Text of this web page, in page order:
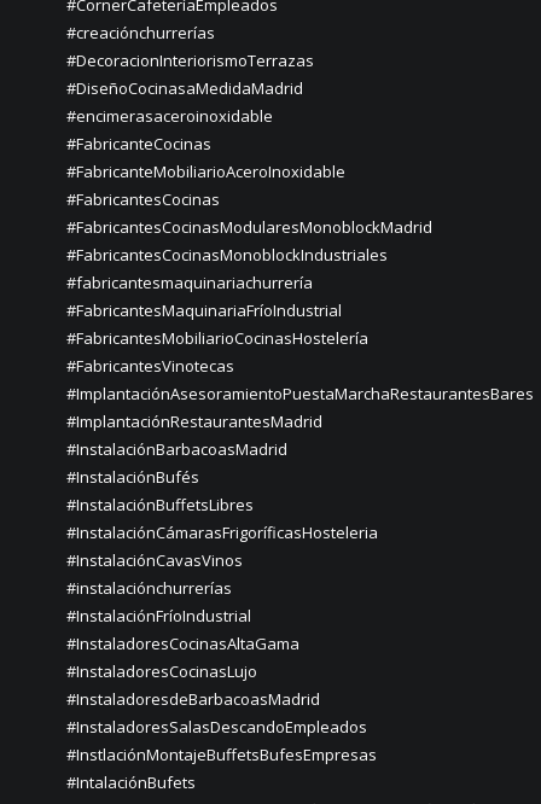
#CornerCafeteríaEmpleados
#creaciónchurrerías
#DecoracionInteriorismoTerrazas
#DiseñoCocinasaMedidaMadrid
#encimerasaceroinoxidable
#FabricanteCocinas
#FabricanteMobiliarioAceroInoxidable
#FabricantesCocinas
#FabricantesCocinasModularesMonoblockMadrid
#FabricantesCocinasMonoblockIndustriales
#fabricantesmaquinariachurrería
#FabricantesMaquinariaFríoIndustrial
#FabricantesMobiliarioCocinasHostelería
#FabricantesVinotecas
#ImplantaciónAsesoramientoPuestaMarchaRestaurantesBares
#ImplantaciónRestaurantesMadrid
#InstalaciónBarbacoasMadrid
#InstalaciónBufés
#InstalaciónBuffetsLibres
#InstalaciónCámarasFrigoríficasHosteleria
#InstalaciónCavasVinos
#instalaciónchurrerías
#InstalaciónFríoIndustrial
#InstaladoresCocinasAltaGama
#InstaladoresCocinasLujo
#InstaladoresdeBarbacoasMadrid
#InstaladoresSalasDescandoEmpleados
#InstlaciónMontajeBuffetsBufesEmpresas
#IntalaciónBufets